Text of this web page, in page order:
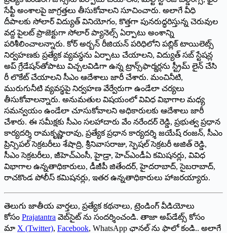
సేఫ్టీ అంశాలపై జాగ్రత్తలు తీసుకోవాలని సూచించారు. అలాగే వీధి
దీపాలకు సోలార్‌ విద్యుత్‌ వినియోగం, కొత్తగా పునరుద్ధరిస్తున్న చెరువుల
వద్ద పైలట్‌ ప్రాజెక్టుగా సోలార్‌ ప్యానెల్స్‌ ఏర్పాటు అంశాన్ని
పరిశీలించాలన్నారు. కోర్‌ అర్బన్‌ రీజియన్‌ పరిధిలోని పబ్లిక్‌ టాయిలెట్స్‌
నిర్వహణకు ప్రత్యేక వ్యవస్థను ఏర్పాటు చేయాలని, విద్యుత్‌ సబ్‌ స్టేషన్ల
అప్‌ గ్రేడేషన్‌తోపాటు విచ్చలవిడిగా ఉన్న ట్రాన్స్‌ఫార్మర్లను స్ట్రీమ్‌ లైన్‌ చేసి
రీ లొకేట్‌ చేయాలని సీఎం ఆదేశాలు జారీ చేశారు. మంచినీటి,
మురుగునీటి వ్యవస్థపై నిర్వహణ వేర్వేరుగా ఉండేలా చర్యలు
తీసుకోవాలన్నారు. అనుమతుల విషయంలో వివిధ విభాగాల మధ్య
సమన్వయం ఉండేలా చూసుకోవాలని అధికారులకు ఆదేశాలు జారీ
చేశారు. ఈ సమీక్షకు సీఎం సలహాదారు వేం నరేందర్‌ రెడ్డి, ప్రభుత్వ ప్రధాన
కార్యదర్శి రామకృష్ణారావు, ప్రత్యేక ప్రధాన కార్యదర్శి జయేష్‌ రంజన్‌, సీఎం
ప్రిన్సిపల్‌ సెక్రటరీలు శేషాద్రి, శ్రీనివాసరాజు, స్పెషల్‌ సెక్రటరీ అజిత్‌ రెడ్డి,
సీఎం సెక్రటరీలు, జీహెచ్‌ఎంసీ, హైడ్రా, హెచ్‌ఎండీఏ కమిషనర్లు, వివిధ
విభాగాల ఉన్నతాధికారులు, డీజీపీ జితేందర్‌, హైదరాబాద్‌, సైబరాబాద్‌,
రాచకొండ పోలీస్‌ కమిషనర్లు, ఇతర ఉన్నతాధికారులు హాజరయ్యారు.
తెలుగు జాతీయ వార్తలు, ప్రత్యేక కథనాలు, ట్రెండింగ్ వీడియోలు
కోసం Prajatantra వెబ్‌సైట్ ను సందర్శించండి. తాజా అప్‌డేట్స్ కోసం
మా X (Twitter), Facebook, WhatsApp ఛానల్ ను ఫాలో కండి.. అలాగే